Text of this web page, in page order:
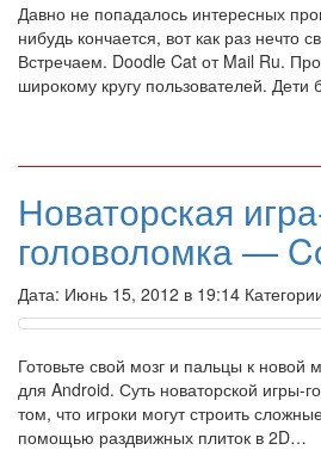
Давно не попадалось интересных
нибудь кончается, вот как раз нечто
Встречаем. Doodle Cat от Mail Ru.
широкому кругу пользователей. Дети
Новаторская
головоломка —
Дата: Июнь 15, 2012 в 19:14
Готовьте свой мозг и пальцы к новой
для Android. Суть новаторской игры-
том, что игроки могут строить
помощью раздвижных плиток в 2D…